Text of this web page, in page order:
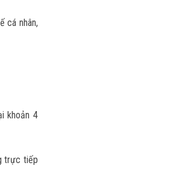
cá nhân,
khoản 4
trực tiếp